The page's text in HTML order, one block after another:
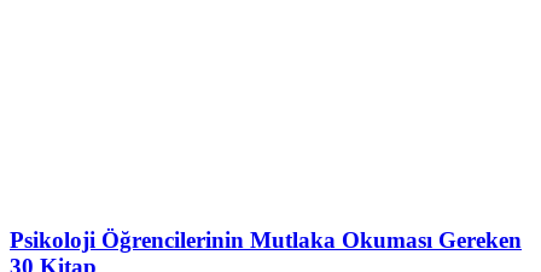
Psikoloji Öğrencilerinin Mutlaka Okuması Gereken
30 Kitap